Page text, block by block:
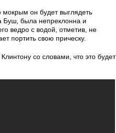
мокрым он будет выглядеть
Буш, была непреклонна и
ведро с водой, отметив, не
портить свою прическу.
со словами, что это будет